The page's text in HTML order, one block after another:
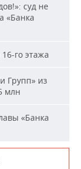
суд не
«Банка
го этажа
Групп» из
млн
«Банка